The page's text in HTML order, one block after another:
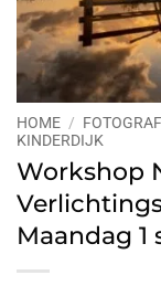
HOME /
KINDERDIJK
Workshop
Maandag 1